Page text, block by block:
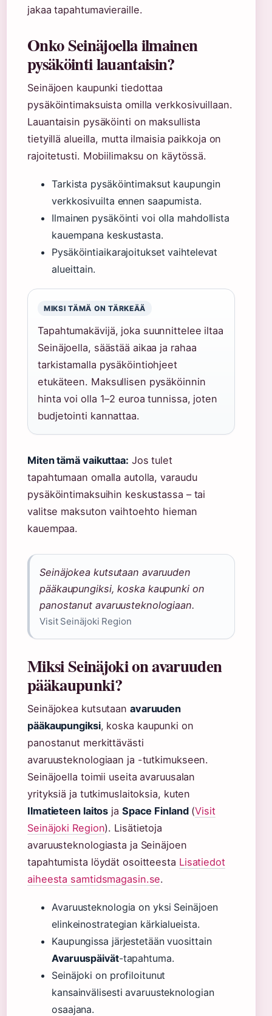
jakaa tapahtumavieraille.
Onko Seinäjoella ilmainen
pysäköinti lauantaisin?
Seinäjoen kaupunki tiedottaa
pysäköintimaksuista omilla verkkosivuillaan.
Lauantaisin pysäköinti on maksullista
tietyillä alueilla, mutta ilmaisia paikkoja on
rajoitetusti. Mobiilimaksu on käytössä.
Tarkista pysäköintimaksut kaupungin
verkkosivuilta ennen saapumista.
Ilmainen pysäköinti voi olla mahdollista
kauempana keskustasta.
Pysäköintiaikarajoitukset vaihtelevat
alueittain.
MIKSI TÄMÄ ON TÄRKEÄÄ
Tapahtumakävijä, joka suunnittelee iltaa
Seinäjoella, säästää aikaa ja rahaa
tarkistamalla pysäköintiohjeet
etukäteen. Maksullisen pysäköinnin
hinta voi olla 1–2 euroa tunnissa, joten
budjetointi kannattaa.
Miten tämä vaikuttaa: Jos tulet
tapahtumaan omalla autolla, varaudu
pysäköintimaksuihin keskustassa – tai
valitse maksuton vaihtoehto hieman
kauempaa.
Seinäjokea kutsutaan avaruuden
pääkaupungiksi, koska kaupunki on
panostanut avaruusteknologiaan.
Visit Seinäjoki Region
Miksi Seinäjoki on avaruuden
pääkaupunki?
Seinäjokea kutsutaan avaruuden
pääkaupungiksi, koska kaupunki on
panostanut merkittävästi
avaruusteknologiaan ja -tutkimukseen.
Seinäjoella toimii useita avaruusalan
yrityksiä ja tutkimuslaitoksia, kuten
Ilmatieteen laitos ja Space Finland(Visit
Seinäjoki Region). Lisätietoja
avaruusteknologiasta ja Seinäjoen
tapahtumista löydät osoitteesta Lisatiedot
aiheesta samtidsmagasin.se.
Avaruusteknologia on yksi Seinäjoen
elinkeinostrategian kärkialueista.
Kaupungissa järjestetään vuosittain
Avaruuspäivät-tapahtuma.
Seinäjoki on profiloitunut
kansainvälisesti avaruusteknologian
osaajana.